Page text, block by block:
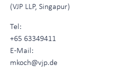
(VJP LLP, Singapur)
Tel:
+65 63349411
E-Mail:
mkoch@vjp.de